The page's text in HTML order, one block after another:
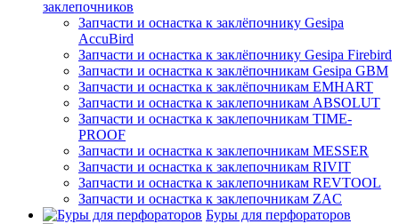
заклепочников
Запчасти и оснастка к заклёпочнику Gesipa
AccuBird
Запчасти и оснастка к заклёпочнику Gesipa Firebird
Запчасти и оснастка к заклёпочникам Gesipa GBM
Запчасти и оснастка к заклёпочникам EMHART
Запчасти и оснастка к заклепочникам ABSOLUT
Запчасти и оснастка к заклепочникам TIME-
PROOF
Запчасти и оснастка к заклепочникам MESSER
Запчасти и оснастка к заклепочникам RIVIT
Запчасти и оснастка к заклепочникам REVTOOL
Запчасти и оснастка к заклепочникам ZAC
Буры для перфораторов